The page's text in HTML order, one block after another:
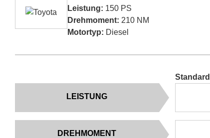
Leistung: 150 PS
Drehmoment: 210 NM
Motortyp: Diesel
LEISTUNG
DREHMOMENT
Standard